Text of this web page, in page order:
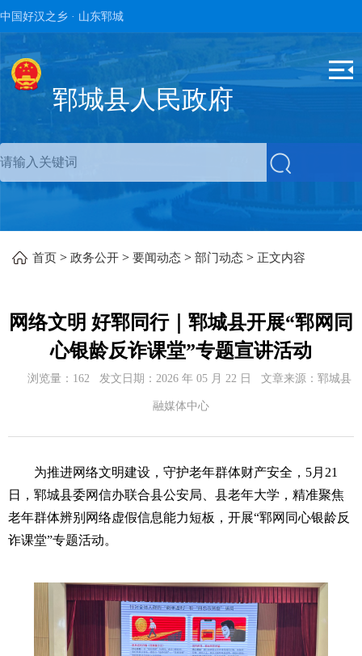
中国好汉之乡 · 山东郓城
郓城县人民政府
首页 > 政务公开 > 要闻动态 > 部门动态 > 正文内容
网络文明 好郓同行｜郓城县开展“郓网同
心银龄反诈课堂”专题宣讲活动
浏览量： 162 发文日期： 2026 年 05 月 22 日 文章来源： 郓城县
融媒体中心
为推进网络文明建设，守护老年群体财产安全，5月21
日，郓城县委网信办联合县公安局、县老年大学，精准聚焦
老年群体辨别网络虚假信息能力短板，开展“郓网同心银龄反
诈课堂”专题活动。